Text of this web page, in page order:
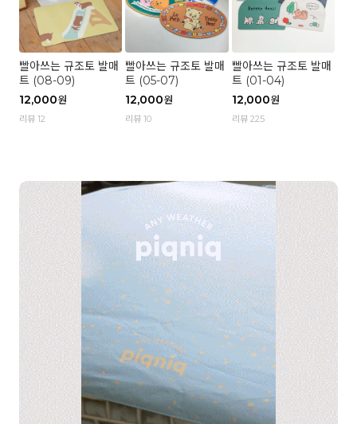
빨아쓰는 규조토 발매
트 (08-09)
12,000원
리뷰 12
빨아쓰는 규조토 발매
트 (05-07)
12,000원
리뷰 10
빨아쓰는 규조토 발매
트 (01-04)
12,000원
리뷰 225